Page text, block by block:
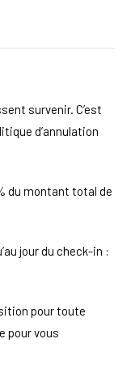
survenir. C’est
d’annulation
du montant total de
jour du check-in :
pour toute
pour vous